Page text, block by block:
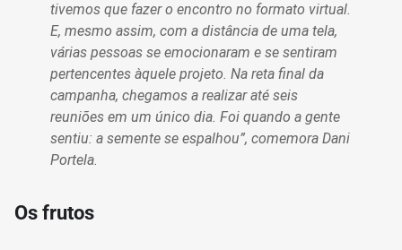
tivemos que fazer o encontro no formato virtual.
E, mesmo assim, com a distância de uma tela,
várias pessoas se emocionaram e se sentiram
pertencentes àquele projeto. Na reta final da
campanha, chegamos a realizar até seis
reuniões em um único dia. Foi quando a gente
sentiu: a semente se espalhou”, comemora Dani
Portela.
Os frutos